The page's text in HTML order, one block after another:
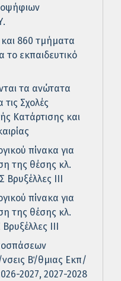
και 860 τμήματα
το εκπαιδευτικό
τα ανώτατα
Σχολές
Κατάρτισης και
πίνακα για
της θέσης κλ.
ΙΙΙ
πίνακα για
της θέσης κλ.
ΙΙΙ
Β΄/θμιας Εκπ/
2027, 2027-2028